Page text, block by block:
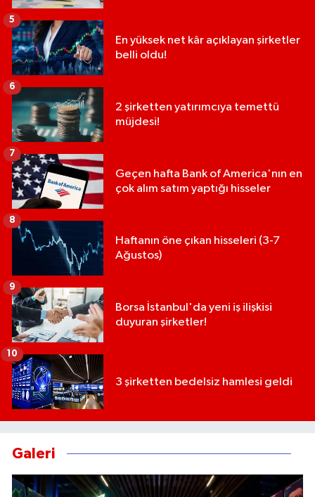
En yüksek net kâr açıklayan şirketler
belli oldu!
5
2 şirketten yatırımcıya temettü
müjdesi!
6
Geçen hafta Bank of America'nın en
çok alım satım yaptığı hisseler
7
Haftanın öne çıkan hisseleri (3-7
Ağustos)
8
Borsa İstanbul'da yeni iş ilişkisi
duyuran şirketler!
9
3 şirketten bedelsiz hamlesi geldi
10
Galeri